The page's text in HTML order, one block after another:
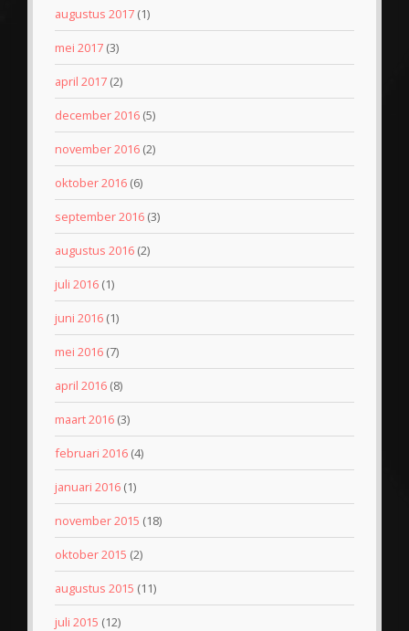
augustus 2017 (1)
mei 2017 (3)
april 2017 (2)
december 2016 (5)
november 2016 (2)
oktober 2016 (6)
september 2016 (3)
augustus 2016 (2)
juli 2016 (1)
juni 2016 (1)
mei 2016 (7)
april 2016 (8)
maart 2016 (3)
februari 2016 (4)
januari 2016 (1)
november 2015 (18)
oktober 2015 (2)
augustus 2015 (11)
juli 2015 (12)